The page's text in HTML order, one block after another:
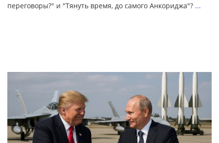
переговоры?" и "Тянуть время, до самого Анкориджа"? ...